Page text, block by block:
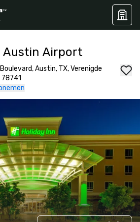
Austin Airport
Austin, TX, Verenigde